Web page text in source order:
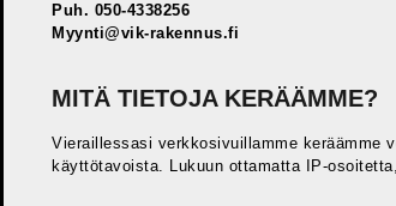
Puh. 050-4338256
Myynti@vik-rakennus.fi
MITÄ TIETOJA KERÄÄMME?
Vieraillessasi verkkosivuillamme keräämme
käyttötavoista. Lukuun ottamatta IP-